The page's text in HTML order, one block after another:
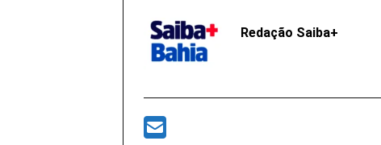
Redação Saiba+